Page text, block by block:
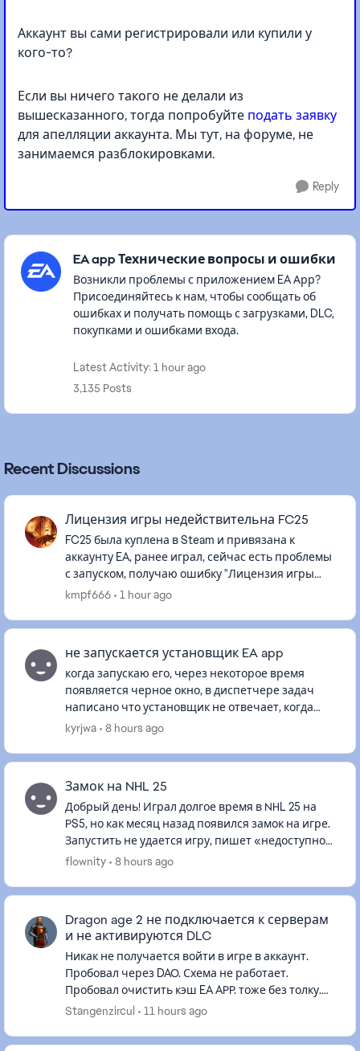
Аккаунт вы сами регистрировали или купили у
кого-то?
Если вы ничего такого не делали из
вышесказанного, тогда попробуйте подать заявку
для апелляции аккаунта. Мы тут, на форуме, не
занимаемся разблокировками.
Reply
Featured Places
EA app Технические вопросы и ошибки
Возникли проблемы с приложением EA Арр?
Присоединяйтесь к нам, чтобы сообщать об
ошибках и получать помощь с загрузками, DLC,
покупками и ошибками входа.
Latest Activity: 1 hour ago
3,135 Posts
Recent Discussions
Лицензия игры недействительна FC25
FC25 была куплена в Steam и привязана к
аккаунту EA, ранее играл, сейчас есть проблемы
с запуском, получаю ошибку "Лицензия игры
недействительна". Кэш чистил, в автономном
kmpf666 1 hour ago
не запускается установщик EA app
когда запускаю его, через некоторое время
появляется черное окно, в диспетчере задач
написано что установщик не отвечает, когда
тыкаю по окну он также не отвечает. началось
kyrjwa 8 hours ago
Замок на NHL 25
Добрый день! Играл долгое время в NHL 25 на
PS5, но как месяц назад появился замок на игре.
Запустить не удается игру, пишет «недоступно»
либо выдает ошибку «Вы не можете купить этот
flownity 8 hours ago
Dragon age 2 не подключается к серверам
и не активируются DLC
Никак не получается войти в игре в аккаунт.
Пробовал через DAO. Схема не работает.
Пробовал очистить кэш EA APP. тоже без толку.
Игра куплена и работает через EA со всеми DLC.
Stangenzircul 11 hours ago